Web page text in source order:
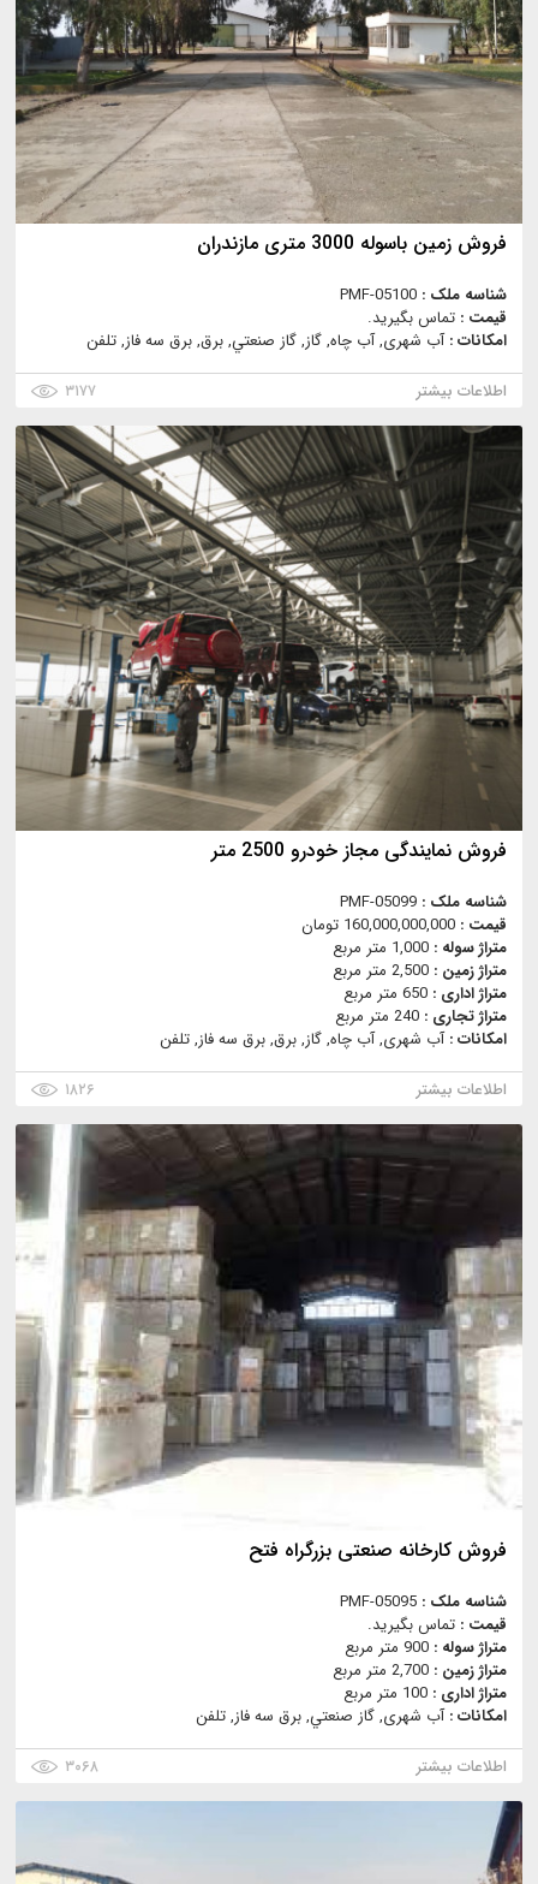
فروش زمین باسوله 3000 متری مازندران
شناسه ملک : PMF-05100
قیمت : تماس بگیرید.
امکانات :آب شهری, آب چاه, گاز, گاز صنعتي, برق, برق سه فاز, تلفن
اطلاعات بیشتر
۳۱۷۷
فروش نمایندگی مجاز خودرو 2500 متر
شناسه ملک : PMF-05099
قیمت : 160,000,000,000 تومان
متراژ سوله : 1,000 متر مربع
متراژ زمین : 2,500 متر مربع
متراژ اداری : 650 متر مربع
متراژ تجاری : 240 متر مربع
امکانات :آب شهری, آب چاه, گاز, برق, برق سه فاز, تلفن
اطلاعات بیشتر
۱۸۲۶
فروش کارخانه صنعتی بزرگراه فتح
شناسه ملک : PMF-05095
قیمت : تماس بگیرید.
متراژ سوله : 900 متر مربع
متراژ زمین : 2,700 متر مربع
متراژ اداری : 100 متر مربع
امکانات :آب شهری, گاز صنعتي, برق سه فاز, تلفن
اطلاعات بیشتر
۳۰۶۸